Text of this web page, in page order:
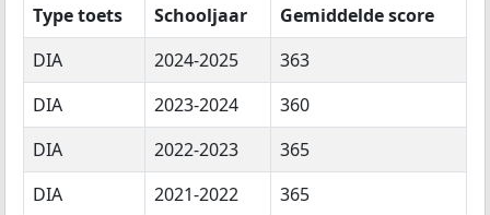
Type toets
Schooljaar
Gemiddelde score
DIA
2024-2025
363
DIA
2023-2024
360
DIA
2022-2023
365
DIA
2021-2022
365